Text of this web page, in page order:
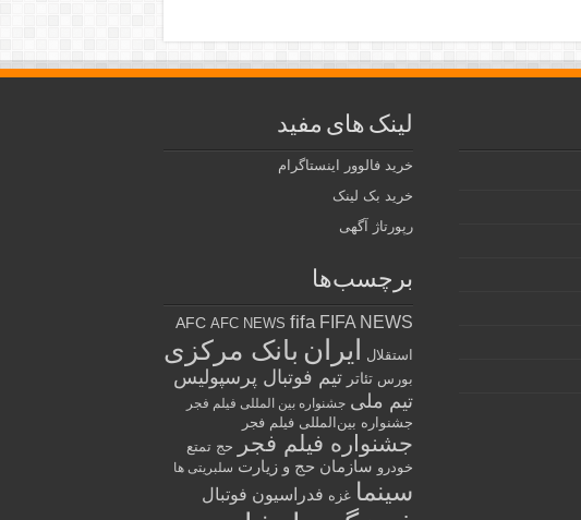
لینک های مفید
خرید فالوور اینستاگرام
خرید بک لینک
رپورتاژ آگهی
برچسب‌ها
AFC AFC NEWS fifa FIFA NEWS
استقلال ایران بانک مرکزی
بورس تئاتر تیم فوتبال پرسپولیس
تیم ملی جشنواره بین المللی فیلم فجر
جشنواره بین‌المللی فیلم فجر
جشنواره فیلم فجر
حج تمتع
خودرو سازمان حج و زیارت سلبریتی ها
سینما غزه فدراسیون فوتبال